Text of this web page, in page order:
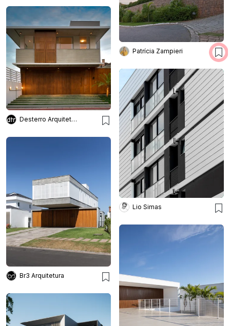
Patrícia Zampieri
Desterro Arquitetos
Lio Simas
Br3 Arquitetura